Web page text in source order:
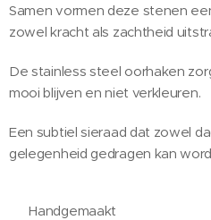
Samen vormen deze stenen
zowel kracht als zachtheid
De stainless steel oorhaken
mooi blijven en niet verkleuren.
Een subtiel sieraad dat zowel
gelegenheid gedragen kan
✨ Handgemaakt